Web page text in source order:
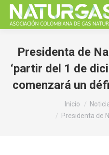
Presidenta de
‘partir del 1 de
comenzará un
Inicio
Presidenta de